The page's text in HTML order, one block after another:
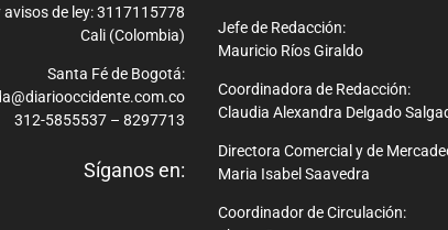
avisos de ley: 3117115778
Cali (Colombia)
Santa Fé de Bogotá:
312-5855537 – 8297713
Síganos en:
Jefe de Redacción:
Mauricio Ríos Giraldo
Coordinadora de Redacción:
Claudia Alexandra Delgado
Directora Comercial y de
Maria Isabel Saavedra
Coordinador de Circulación: